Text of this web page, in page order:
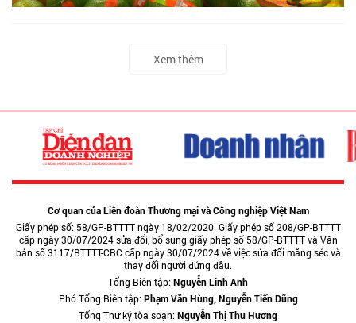
Xem thêm
Cơ quan của Liên đoàn Thương mại và Công nghiệp Việt Nam
Giấy phép số: 58/GP-BTTTT ngày 18/02/2020. Giấy phép số 208/GP-BTTTT
cấp ngày 30/07/2024 sửa đổi, bổ sung giấy phép số 58/GP-BTTTT và Văn
bản số 3117/BTTTT-CBC cấp ngày 30/07/2024 về việc sửa đổi măng séc và
thay đổi người đứng đầu.
Tổng Biên tập:Nguyễn Linh Anh
Phó Tổng Biên tập:Phạm Văn Hùng, Nguyễn Tiến Dũng
Tổng Thư ký tòa soạn:Nguyễn Thị Thu Hương